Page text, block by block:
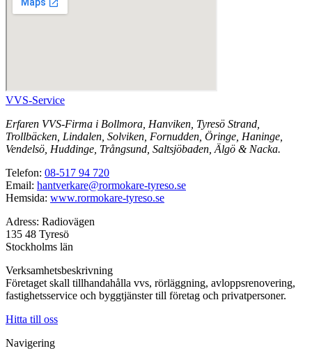
VVS-Service
Erfaren VVS-Firma i Bollmora, Hanviken, Tyresö Strand,
Trollbäcken, Lindalen, Solviken, Fornudden, Öringe, Haninge,
Vendelsö, Huddinge, Trångsund, Saltsjöbaden, Älgö & Nacka.
Telefon: 08-517 94 720
Email: hantverkare@rormokare-tyreso.se
Hemsida: www.rormokare-tyreso.se
Adress: Radiovägen
135 48 Tyresö
Stockholms län
Verksamhetsbeskrivning
Företaget skall tillhandahålla vvs, rörläggning, avloppsrenovering,
fastighetsservice och byggtjänster till företag och privatpersoner.
Hitta till oss
Navigering